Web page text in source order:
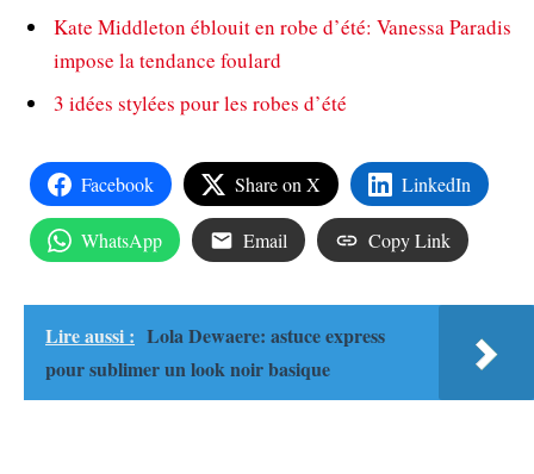
Kate Middleton éblouit en robe d’été: Vanessa Paradis
impose la tendance foulard
3 idées stylées pour les robes d’été
Facebook Share on X LinkedIn
WhatsApp Email Copy Link
Lire aussi : Lola Dewaere: astuce express
pour sublimer un look noir basique